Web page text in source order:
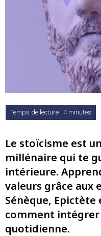
Le stoïcisme est
millénaire qui te
intérieure.
valeurs grâce aux
Sénèque, Epictète
comment intégrer
quotidienne.